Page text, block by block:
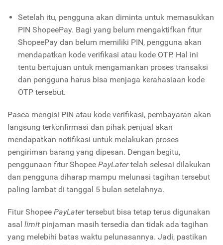
Setelah itu, pengguna akan diminta untuk memasukkan
PIN ShopeePay. Bagi yang belum mengaktifkan fitur
ShopeePay dan belum memiliki PIN, pengguna akan
mendapatkan kode verifikasi atau kode OTP. Hal ini
tentu bertujuan untuk mengamankan proses transaksi
dan pengguna harus bisa menjaga kerahasiaan kode
OTP tersebut.
Pasca mengisi PIN atau kode verifikasi, pembayaran akan
langsung terkonfirmasi dan pihak penjual akan
mendapatkan notifikasi untuk melakukan proses
pengiriman barang yang dipesan. Dengan begitu,
penggunaan fitur Shopee PayLatertelah selesai dilakukan
dan pengguna diharap mampu melunasi tagihan tersebut
paling lambat di tanggal 5 bulan setelahnya.
Fitur Shopee PayLatertersebut bisa tetap terus digunakan
asal limit pinjaman masih tersedia dan tidak ada tagihan
yang melebihi batas waktu pelunasannya. Jadi, pastikan